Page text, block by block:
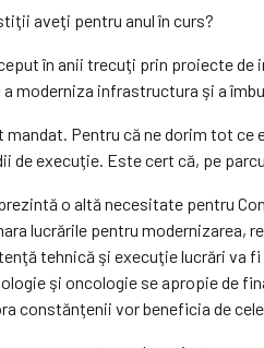
aveţi pentru anul în curs?
în anii trecuţi prin proiecte
moderniza infrastructura şi a
Pentru că ne dorim tot
de execuţie. Este cert că, pe
o altă necesitate pentru
lucrările pentru modernizarea,
tehnică şi execuţie lucrări va
şi oncologie se apropie de
constănţenii vor beneficia de